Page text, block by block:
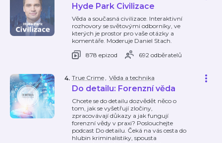
Hyde Park Civilizace
Věda a současná civilizace. Interaktivní
rozhovory se světovými odborníky, ve
kterých je prostor pro vaše otázky a
komentáře. Moderuje Daniel Stach.
878 epizod
692 odběratelů
True Crime, Věda a technika
Do detailu: Forenzní věda
Chcete se do detailu dozvědět něco o
tom, jak se vyšetřují zločiny,
zpracovávají důkazy a jak fungují
forenzní vědy v praxi? Poslouchejte
podcast Do detailu. Čeká na vás cesta do
hlubin kriminalistiky, spousta
4.